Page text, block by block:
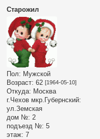
Старожил
Пол: Мужской
Возраст: 62 [1964-05-10]
Откуда: Москва
г.Чехов мкр.Губернский:
ул.Земская
дом №: 2
подъезд №: 5
этаж: 7